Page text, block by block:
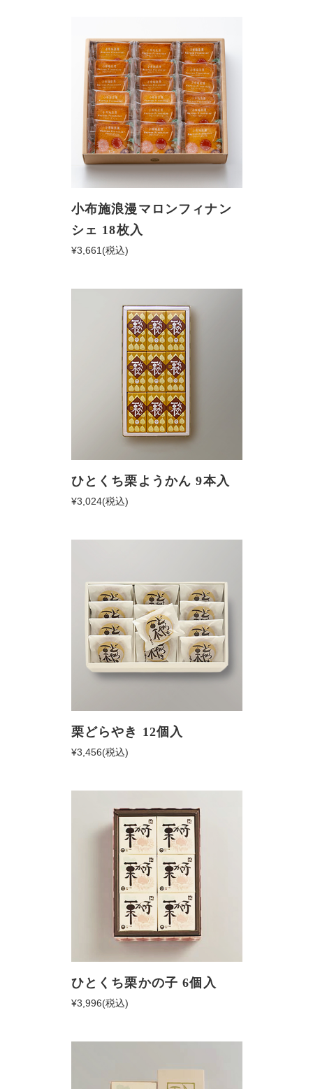
小布施浪漫マロンフィナン
シェ 18枚入
¥3,661(税込)
ひとくち栗ようかん 9本入
¥3,024(税込)
栗どらやき 12個入
¥3,456(税込)
ひとくち栗かの子 6個入
¥3,996(税込)